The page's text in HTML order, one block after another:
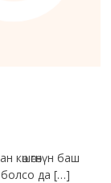
баш
да […]